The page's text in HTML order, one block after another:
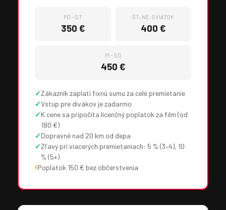
PO – ST
350 €
ŠT, NE, SVIATOK
400 €
PI – SO
450 €
✓Zákazník zaplatí fixnú sumu za celé premietanie
✓Vstup pre divákov je zadarmo
✓K cene sa pripočíta licenčný poplatok za film (od
180 €)
✓Dopravné nad 20 km od depa
✓Zľavy pri viacerých premietaniach: 5 % (3–4), 10
% (5+)
!Poplatok 150 € bez občerstvenia